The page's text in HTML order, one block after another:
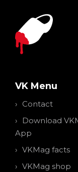
VK Menu
Contact
Download
App
VKMag facts
VKMag shop